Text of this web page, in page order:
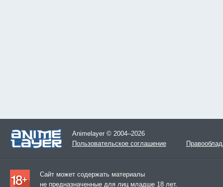
Animelayer © 2004–2026
Пользовательское соглашение
Сайт может содержать материалы
не предназначенные для лиц младше 18 лет.